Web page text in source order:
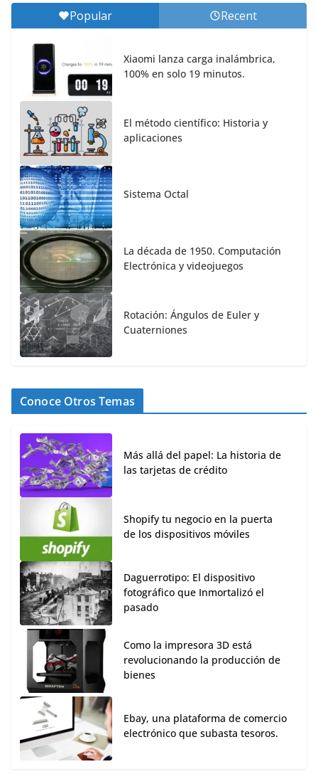
Popular Recent
Xiaomi lanza carga inalámbrica,
100% en solo 19 minutos.
El método científico: Historia y
aplicaciones
Sistema Octal
La década de 1950. Computación
Electrónica y videojuegos
Rotación: Ángulos de Euler y
Cuaterniones
Conoce Otros Temas
Más allá del papel: La historia de
las tarjetas de crédito
Shopify tu negocio en la puerta
de los dispositivos móviles
Daguerrotipo: El dispositivo
fotográfico que Inmortalizó el
pasado
Como la impresora 3D está
revolucionando la producción de
bienes
Ebay, una plataforma de comercio
electrónico que subasta tesoros.